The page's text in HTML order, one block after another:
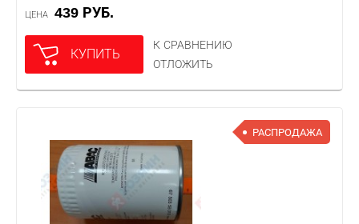
ЦЕНА 439 РУБ.
КУПИТЬ
К СРАВНЕНИЮ
ОТЛОЖИТЬ
РАСПРОДАЖА